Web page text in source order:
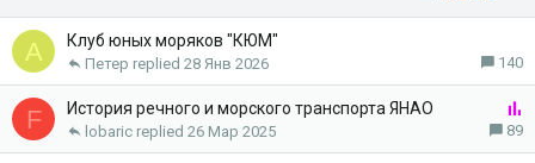
A Клуб юных моряков "КЮМ"
140
28 Янв 2026
Петер
F
п
р
История речного и морского транспорта ЯНАО
89
26 Мар 2025
lobaric